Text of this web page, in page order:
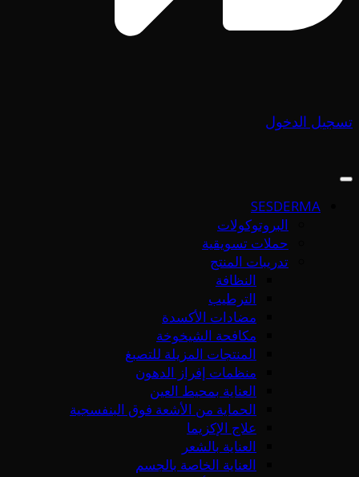
تسجيل الدخول
SESDERMA
البروتوكولات
حملات تسويقية
تدريبات المنتج
النظافة
الترطيب
مضادات الأكسدة
مكافحة الشيخوخة
المنتجات المزيلة للتصبغ
منظمات إفراز الدهون
العناية بمحيط العين
الحماية من الأشعة فوق البنفسجية
علاج الإكزيما
العناية بالشعر
العناية الخاصة بالجسم